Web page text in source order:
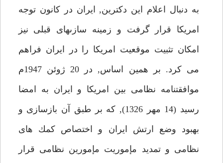
به دنبال اعلام اين دكترين, ايران در كانون توجه
امريكا قرار گرفت و زمينه سازىهاى قبلى نيز
امكان تثبيت موقعيت امريكا را در ايران فراهم
مى كرد. بر همين اساس, در 20 ژوئن 1947م
موافقتنامه نظامى بين امريكا و ايران به امضا
رسيد (14 مهر 1326), كه بر طبق آن بازسازى و
بهبود وضع ارتش ايران و اختصاص كمك هاى
نظامى و تمديد مإموريت مإمورين نظامى قرار